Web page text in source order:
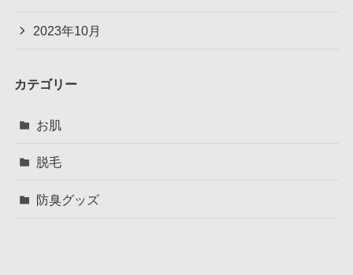
2023年10月
カテゴリー
お肌
脱毛
防臭グッズ